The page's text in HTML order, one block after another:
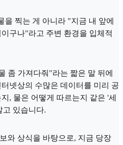
을 찍는 게 아니라 "지금 내 앞에
구나"라고 주변 환경을 입체적
좀 가져다줘"라는 짧은 말 뒤에
넷상의 수많은 데이터를 미리 공
, 물은 어떻게 따르는지 같은 '세
고 있습니다.
와 상식을 바탕으로, 지금 당장